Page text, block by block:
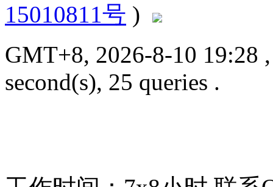
15010811号 )
GMT+8, 2026-8-10 19:28
second(s), 25 queries .